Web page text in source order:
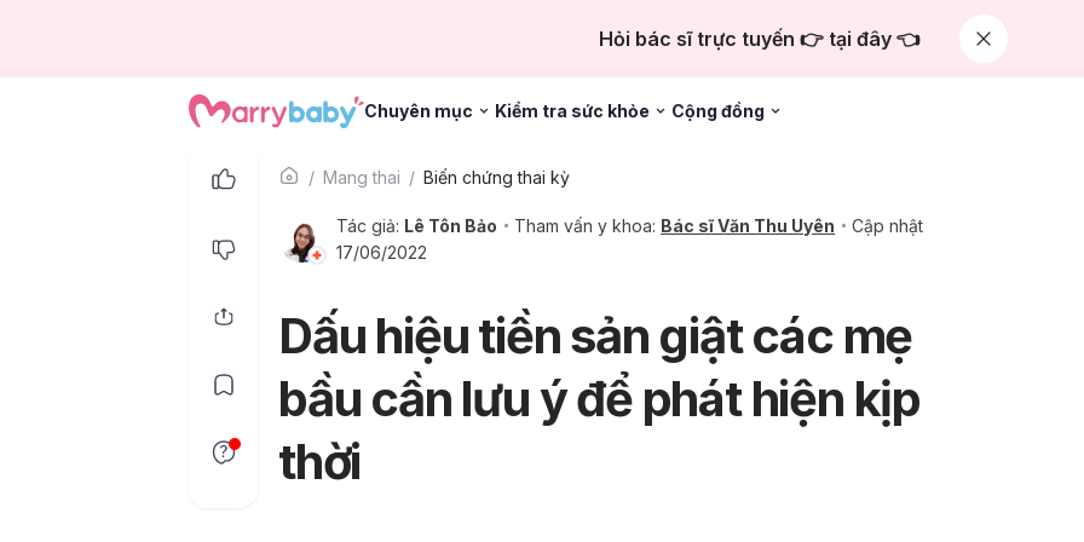
Hỏi bác sĩ trực tuyến 👉 tại đây 👈
Chuyên mục Kiểm tra sức khỏe Cộng đồng
Mang thai Biến chứng thai kỳ
Tác giả: Lê Tôn Bảo Tham vấn y khoa: Bác sĩ Văn Thu Uyên
Cập nhật
17/06/2022
Dấu hiệu tiền sản giật các mẹ
bầu cần lưu ý để phát hiện kịp
thời